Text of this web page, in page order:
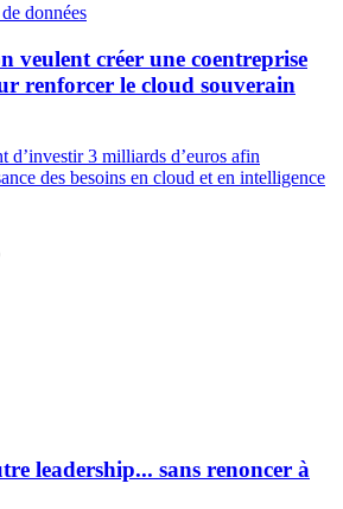
données
veulent créer une coentreprise
renforcer le cloud souverain
d’investir 3 milliards d’euros afin
des besoins en cloud et en intelligence
leadership... sans renoncer à